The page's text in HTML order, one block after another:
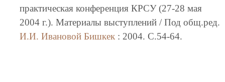
практическая конференция КРСУ (27-28 мая
2004 г.). Материалы выступлений / Под общ.ред.
И.И. Ивановой Бишкек: 2004. C.54-64.